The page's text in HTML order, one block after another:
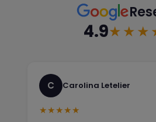
4.9
C Carolina Letelier
★★★★★